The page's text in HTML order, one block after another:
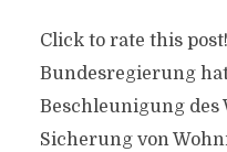
Click to rate this
Bundesregierung
Beschleunigung des
Sicherung von